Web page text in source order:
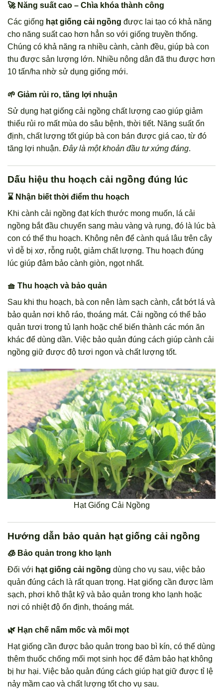
🚀 Năng suất cao – Chìa khóa thành công
Các giống hạt giống cải ngồng được lai tạo có khả năng
cho năng suất cao hơn hẳn so với giống truyền thống.
Chúng có khả năng ra nhiều cành, cành đều, giúp bà con
thu được sản lượng lớn. Nhiều nông dân đã thu được hơn
10 tấn/ha nhờ sử dụng giống mới.
🌱 Giảm rủi ro, tăng lợi nhuận
Sử dụng hạt giống cải ngồng chất lượng cao giúp giảm
thiểu rủi ro mất mùa do sâu bệnh, thời tiết. Năng suất ổn
định, chất lượng tốt giúp bà con bán được giá cao, từ đó
tăng lợi nhuận. Đây là một khoản đầu tư xứng đáng.
Dấu hiệu thu hoạch cải ngồng đúng lúc
⌛ Nhận biết thời điểm thu hoạch
Khi cành cải ngồng đạt kích thước mong muốn, lá cải
ngồng bắt đầu chuyển sang màu vàng và rụng, đó là lúc bà
con có thể thu hoạch. Không nên để cành quá lâu trên cây
vì dễ bị xơ, rỗng ruột, giảm chất lượng. Thu hoạch đúng
lúc giúp đảm bảo cành giòn, ngọt nhất.
🧺 Thu hoạch và bảo quản
Sau khi thu hoạch, bà con nên làm sạch cành, cắt bớt lá và
bảo quản nơi khô ráo, thoáng mát. Cải ngồng có thể bảo
quản tươi trong tủ lạnh hoặc chế biến thành các món ăn
khác để dùng dần. Việc bảo quản đúng cách giúp cành cải
ngồng giữ được độ tươi ngon và chất lượng tốt.
Hạt Giống Cải Ngồng
Hướng dẫn bảo quản hạt giống cải ngồng
🧊 Bảo quản trong kho lạnh
Đối với hạt giống cải ngồng dùng cho vụ sau, việc bảo
quản đúng cách là rất quan trọng. Hạt giống cần được làm
sạch, phơi khô thật kỹ và bảo quản trong kho lạnh hoặc
nơi có nhiệt độ ổn định, thoáng mát.
🌿 Hạn chế nấm mốc và mối mọt
Hạt giống cần được bảo quản trong bao bì kín, có thể dùng
thêm thuốc chống mối mọt sinh học để đảm bảo hạt không
bị hư hại. Việc bảo quản đúng cách giúp hạt giữ được tỉ lệ
nảy mầm cao và chất lượng tốt cho vụ sau.